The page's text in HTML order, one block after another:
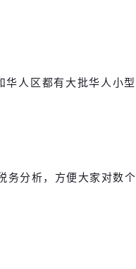
人区都有大批华人小型
务分析，方便大家对数个